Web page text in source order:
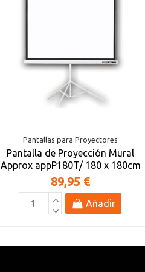
Pantallas para Proyectores
Pantalla de Proyección Mural
Approx appP180T/ 180 x 180cm
89,95 €
Añadir